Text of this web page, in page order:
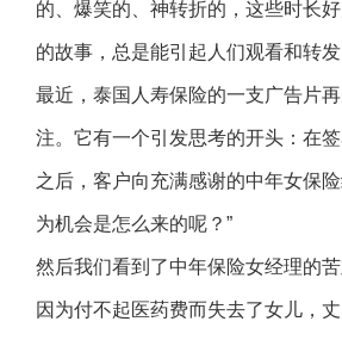
的、爆笑的、神转折的，这些时长
的故事，总是能引起人们观看和转发
最近，泰国人寿保险的一支广告片
注。它有一个引发思考的开头：在
之后，客户向充满感谢的中年女保
为机会是怎么来的呢？”
然后我们看到了中年保险女经理的苦
因为付不起医药费而失去了女儿，